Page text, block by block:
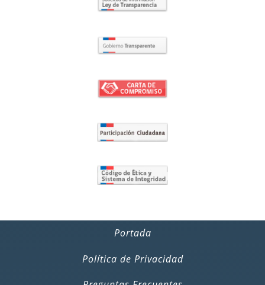
Portada
Política de Privacidad